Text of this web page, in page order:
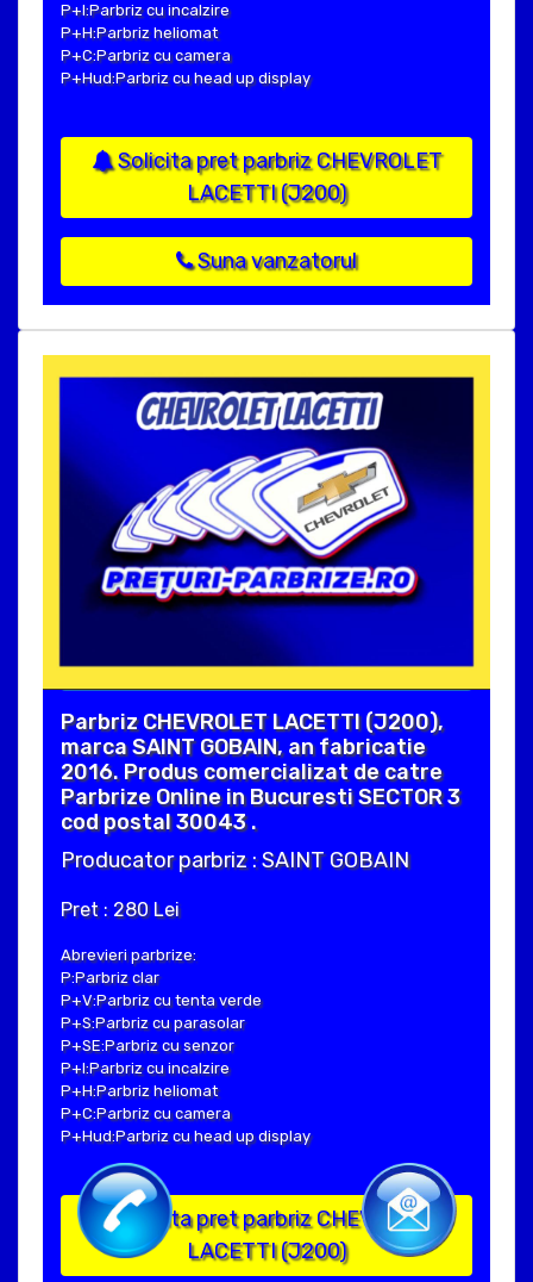
P+I:Parbriz cu incalzire
P+H:Parbriz heliomat
P+C:Parbriz cu camera
P+Hud:Parbriz cu head up display
Solicita pret parbriz CHEVROLET
LACETTI (J200)
Suna vanzatorul
Parbriz CHEVROLET LACETTI (J200),
marca SAINT GOBAIN, an fabricatie
2016. Produs comercializat de catre
Parbrize Online in Bucuresti SECTOR 3
cod postal 30043 .
Producator parbriz : SAINT GOBAIN
Pret : 280 Lei
Abrevieri parbrize:
P:Parbriz clar
P+V:Parbriz cu tenta verde
P+S:Parbriz cu parasolar
P+SE:Parbriz cu senzor
P+I:Parbriz cu incalzire
P+H:Parbriz heliomat
P+C:Parbriz cu camera
P+Hud:Parbriz cu head up display
Solicita pret parbriz CHEVROLET
LACETTI (J200)